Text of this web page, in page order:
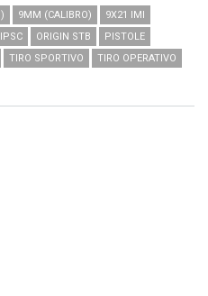
9MM (CALIBRO)
9X21 IMI
IPSC ORIGIN STB
PISTOLE
TIRO SPORTIVO TIRO OPERATIVO